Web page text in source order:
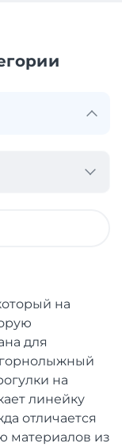
на
для
на
линейку
отличается
материалов из